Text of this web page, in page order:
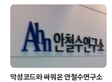
흥미 있어 하..
악성코드와 싸워온 안철수연구소